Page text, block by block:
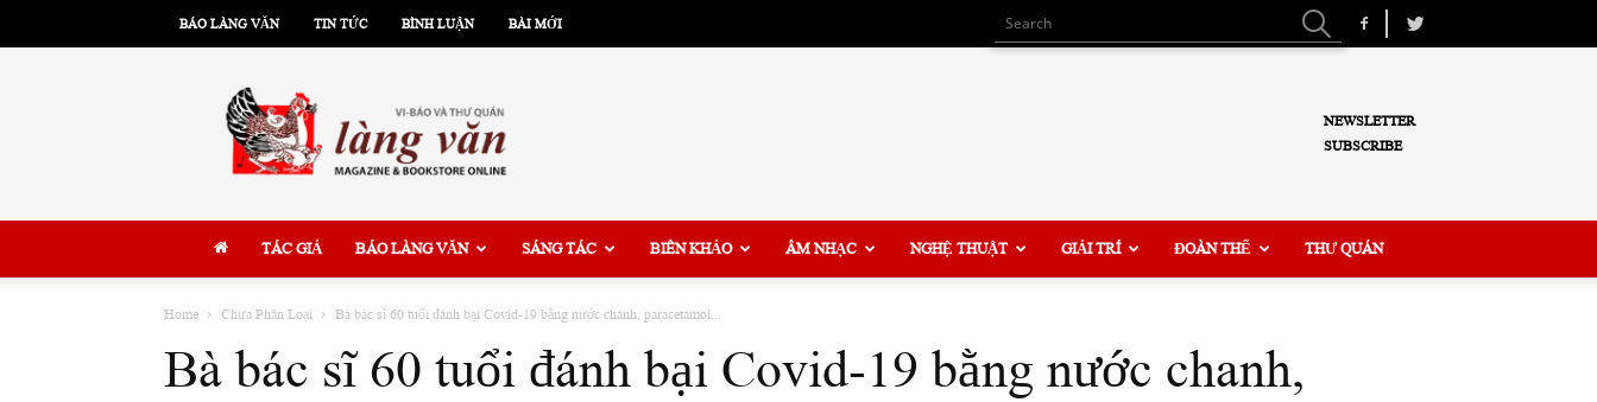
BÁO LÀNG VĂN TIN TỨC BÌNH LUẬN BÀI MỚI
Văn
NEWSLETTER
SUBSCRIBE
TÁC GIẢ BÁO LÀNG VĂN SÁNG TÁC BIÊN KHẢO ÂM NHẠC NGHỆ THUẬT GIẢI TRÍ ĐOÀN THỂ THƯ QUÁN
Home Chưa Phân Loại Bà bác sĩ 60 tuổi đánh bại Covid-19 bằng nước chanh, paracetamol...
Bà bác sĩ 60 tuổi đánh bại Covid-19 bằng nước chanh,